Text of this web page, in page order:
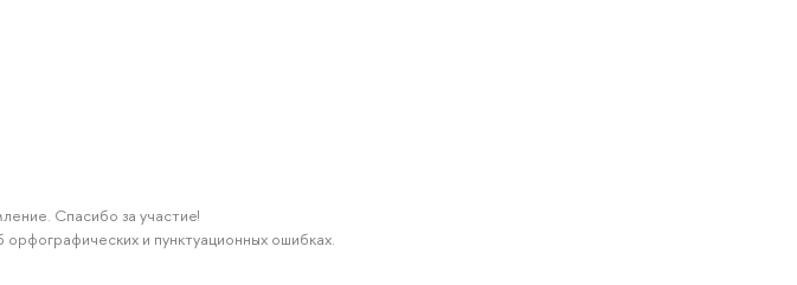
Спасибо за участие!
и пунктуационных ошибках.